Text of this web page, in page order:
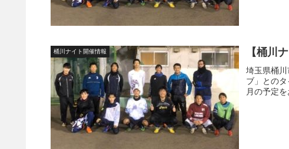
桶川ナイト開催情報 【桶川
埼玉県桶
ブ」との
月の予定を